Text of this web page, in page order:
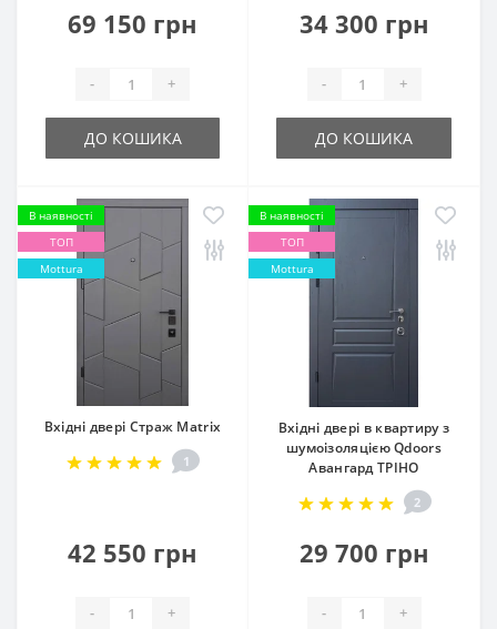
69 150 грн
- +
ДО КОШИКА
34 300 грн
- +
ДО КОШИКА
В наявності
ТОП
Mottura
Вхідні двері Страж Matrix
1
42 550 грн
- +
В наявності
ТОП
Mottura
Вхідні двері в квартиру з
шумоізоляцією Qdoors
Авангард ТРІНО
2
29 700 грн
- +